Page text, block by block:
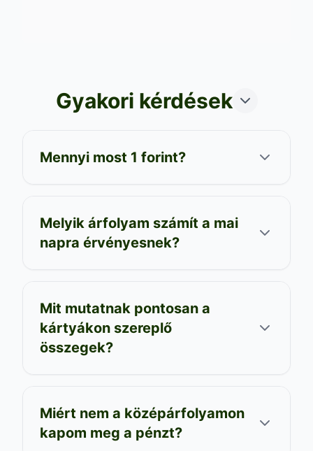
Gyakori kérdések
Mennyi most 1 forint?
Melyik árfolyam számít a mai
napra érvényesnek?
Mit mutatnak pontosan a
kártyákon szereplő
összegek?
Miért nem a középárfolyamon
kapom meg a pénzt?